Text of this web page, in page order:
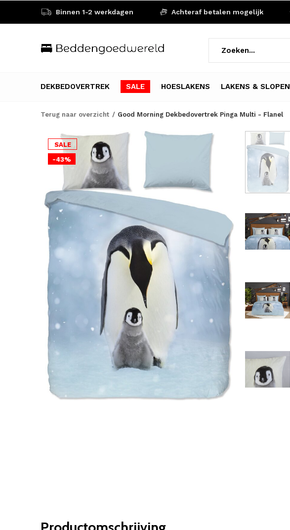
DEKBEDOVERTREK SALE HOESLAKENS LAKENS & SLOPEN
Binnen 1-2 werkdagen Achteraf betalen mogelijk
Terug naar overzicht Good Morning Dekbedovertrek Pinga Multi - Flanel
SALE
-43%